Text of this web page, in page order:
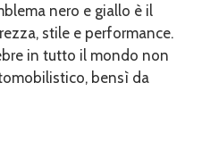
nero e giallo è il
stile e performance.
in tutto il mondo non
bensì da